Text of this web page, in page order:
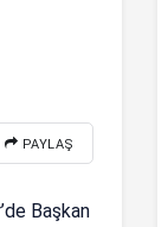
PAYLAŞ
Başkan